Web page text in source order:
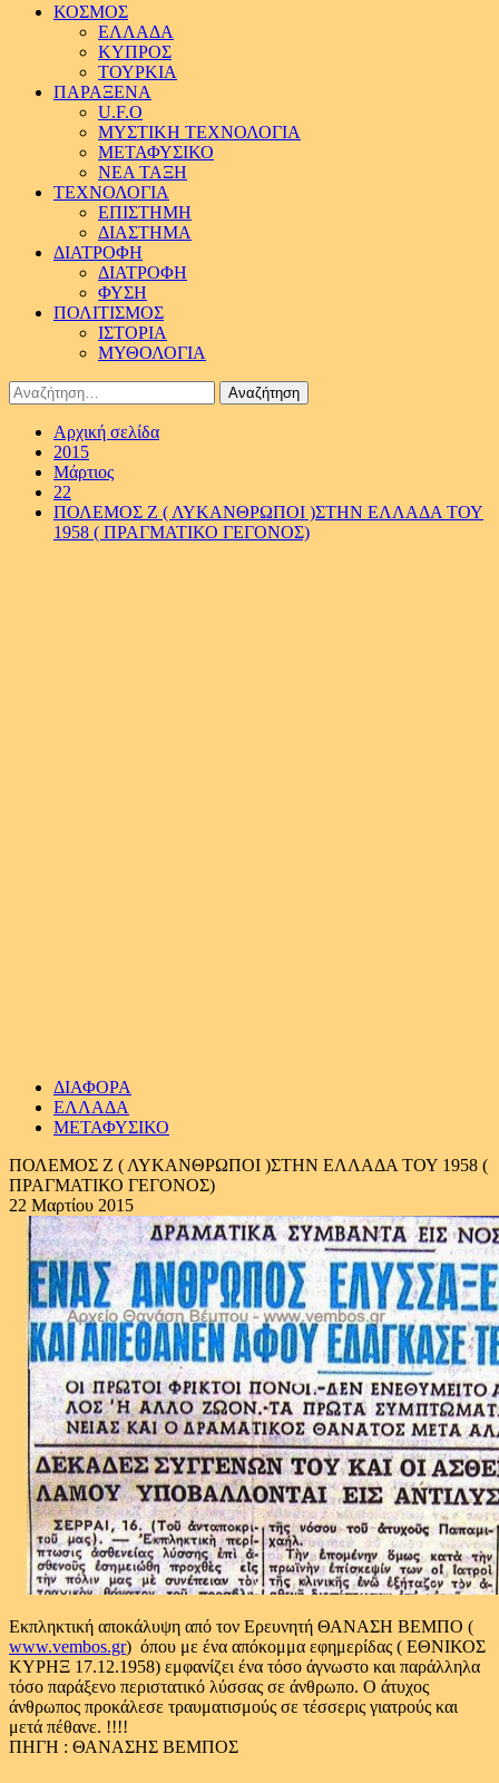
ΚΟΣΜΟΣ
ΕΛΛΑΔΑ
ΚΥΠΡΟΣ
ΤΟΥΡΚΙΑ
ΠΑΡΑΞΕΝΑ
U.F.O
ΜΥΣΤΙΚΗ ΤΕΧΝΟΛΟΓΙΑ
ΜΕΤΑΦΥΣΙΚΟ
ΝΕΑ ΤΑΞΗ
ΤΕΧΝΟΛΟΓΙΑ
ΕΠΙΣΤΗΜΗ
ΔΙΑΣΤΗΜΑ
ΔΙΑΤΡΟΦΗ
ΔΙΑΤΡΟΦΗ
ΦΥΣΗ
ΠΟΛΙΤΙΣΜΟΣ
ΙΣΤΟΡΙΑ
ΜΥΘΟΛΟΓΙΑ
Αναζήτηση
για:
Αρχική σελίδα
2015
Μάρτιος
22
ΠΟΛΕΜΟΣ Ζ ( ΛΥΚΑΝΘΡΩΠΟΙ )ΣΤΗΝ ΕΛΛΑΔΑ ΤΟΥ
1958 ( ΠΡΑΓΜΑΤΙΚΟ ΓΕΓΟΝΟΣ)
ΔΙΑΦΟΡΑ
ΕΛΛΑΔΑ
ΜΕΤΑΦΥΣΙΚΟ
ΠΟΛΕΜΟΣ Ζ ( ΛΥΚΑΝΘΡΩΠΟΙ )ΣΤΗΝ ΕΛΛΑΔΑ ΤΟΥ 1958 (
ΠΡΑΓΜΑΤΙΚΟ ΓΕΓΟΝΟΣ)
22 Μαρτίου 2015
Εκπληκτική αποκάλυψη από τον Ερευνητή ΘΑΝΑΣΗ ΒΕΜΠΟ (
www.vembos.gr) όπου με ένα απόκομμα εφημερίδας ( ΕΘΝΙΚΟΣ
ΚΥΡΗΞ 17.12.1958) εμφανίζει ένα τόσο άγνωστο και παράλληλα
τόσο παράξενο περιστατικό λύσσας σε άνθρωπο. Ο άτυχος
άνθρωπος προκάλεσε τραυματισμούς σε τέσσερις γιατρούς και
μετά πέθανε. !!!!
ΠΗΓΗ : ΘΑΝΑΣΗΣ BEMΠΟΣ